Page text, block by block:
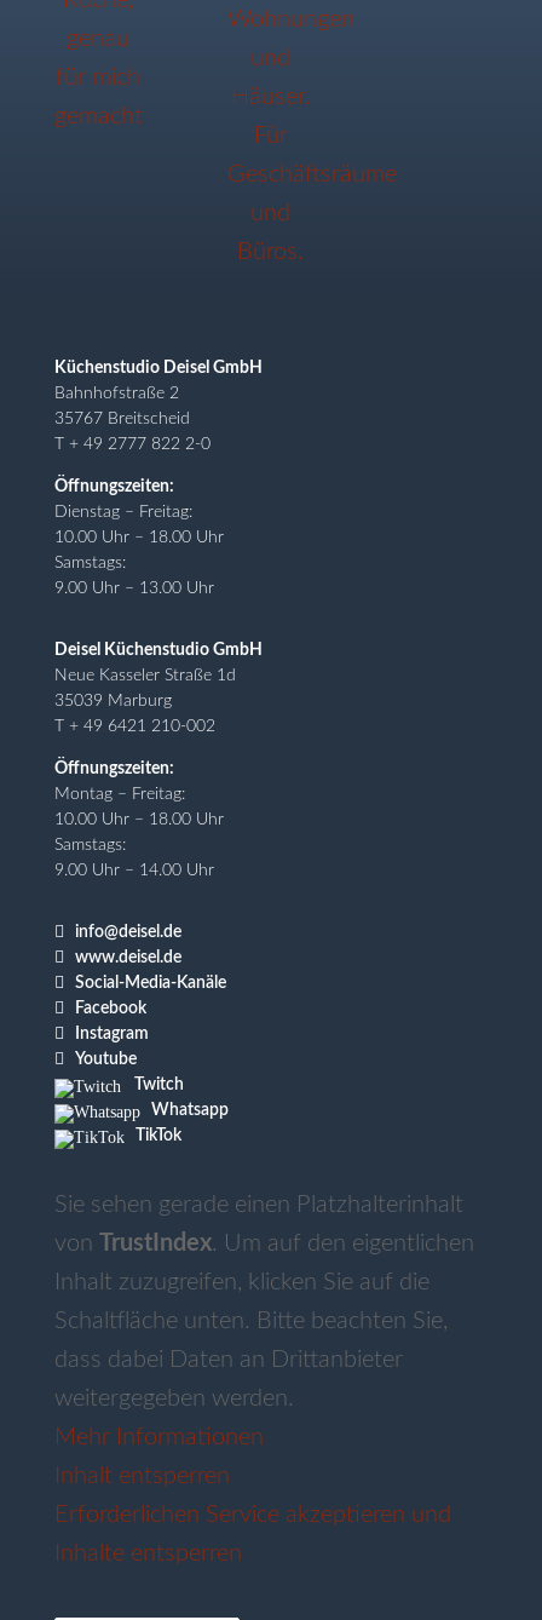
Küchenstudio Deisel GmbH
Bahnhofstraße 2
35767 Breitscheid
T + 49 2777 822 2-0
Öffnungszeiten:
Dienstag – Freitag:
10.00 Uhr – 18.00 Uhr
Samstags:
9.00 Uhr – 13.00 Uhr
Deisel Küchenstudio GmbH
Neue Kasseler Straße 1d
35039 Marburg
T + 49 6421 210-002
Öffnungszeiten:
Montag – Freitag:
10.00 Uhr – 18.00 Uhr
Samstags:
9.00 Uhr – 14.00 Uhr
 info@deisel.de
 www.deisel.de
 Social-Media-Kanäle
 Facebook
 Instagram

Youtube
Twitch
Whatsapp
TikTok
Sie sehen gerade einen Platzhalterinhalt
von TrustIndex. Um auf den eigentlichen
Inhalt zuzugreifen, klicken Sie auf die
Schaltfläche unten. Bitte beachten Sie,
dass dabei Daten an Drittanbieter
weitergegeben werden.
Mehr Informationen
Inhalt entsperren
Erforderlichen Service akzeptieren und
Inhalte entsperren